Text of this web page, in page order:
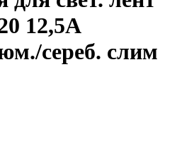
12,5А
сереб. слим